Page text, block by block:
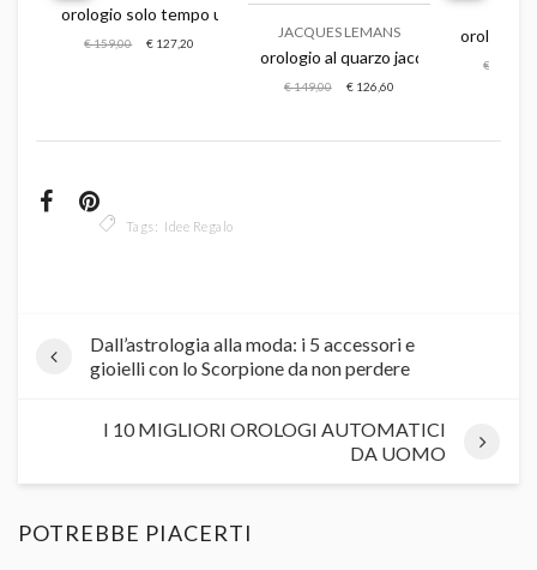
casio edifice - efk-110d-1aer
orologio solo tempo uomo liujo evolve - tlj2127
€ 159,00 € 127,20
JACQUES LEMANS
orologio al quarzo jacques lemans
€ 149,00 € 126,60
orologio
€ 179,00
Tags: Idee Regalo
Dall’astrologia alla moda: i 5 accessori e
gioielli con lo Scorpione da non perdere
I 10 MIGLIORI OROLOGI AUTOMATICI
DA UOMO
POTREBBE PIACERTI